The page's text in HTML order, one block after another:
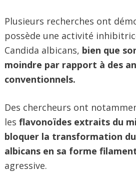
Plusieurs recherches ont
possède une activité
Candida albicans, bien que
moindre par rapport à des
conventionnels.
Des chercheurs ont
les flavonoïdes extraits du
bloquer la transformation
albicans en sa forme
agressive.